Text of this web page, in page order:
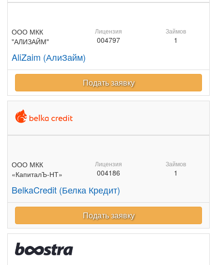
ООО МКК
"АЛИЗАЙМ"
AliZaim (АлиЗайм)
Лицензия
004797
Займов
1
Подать заявку
ООО МКК
«КапиталЪ-НТ»
BelkaCredit (Белка Кредит)
Лицензия
004186
Займов
1
Подать заявку